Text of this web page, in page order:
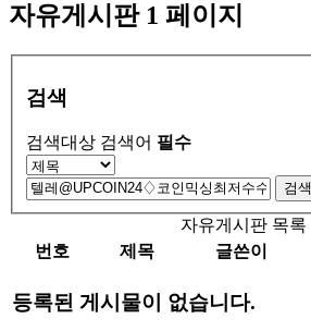
자유게시판 1 페이지
검색
검색대상 검색어 필수
검색
자유게시판 목록
번호
제목 글쓴이
등록된 게시물이 없습니다.